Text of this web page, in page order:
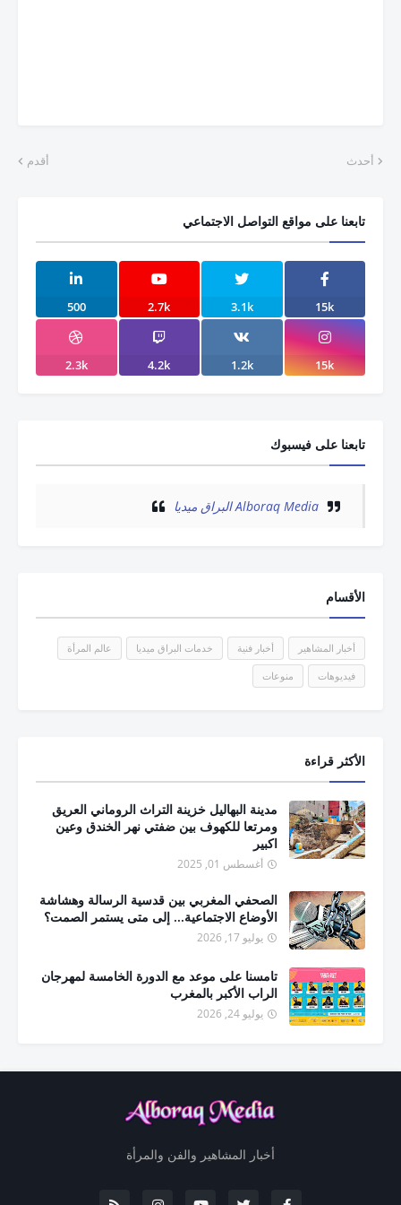
أحدث أقدم
تابعنا على مواقع التواصل الاجتماعي
15k
3.1k
2.7k
500
15k
1.2k
4.2k
2.3k
تابعنا على فيسبوك
الأقسام
أخبار المشاهير أخبار فنية خدمات البراق ميديا عالم المرأة
فيديوهات منوعات
الأكثر قراءة
مدينة البهاليل خزينة التراث الروماني العريق
ومرتعا للكهوف بين ضفتي نهر الخندق وعين
اكبير
أغسطس 01, 2025
الصحفي المغربي بين قدسية الرسالة وهشاشة
الأوضاع الاجتماعية... إلى متى يستمر الصمت؟
يوليو 17, 2026
تامسنا على موعد مع الدورة الخامسة لمهرجان
الراب الأكبر بالمغرب
يوليو 24, 2026
أخبار المشاهير والفن والمرأة